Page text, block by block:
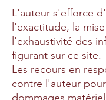
L'auteur s'efforce
l'exactitude, la
l'exhaustivité des
figurant sur ce site.
Les recours en
contre l'auteur